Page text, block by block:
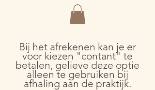
Bij het afrekenen kan je er
voor kiezen "contant" te
betalen, gelieve deze optie
alleen te gebruiken bij
afhaling aan de praktijk.